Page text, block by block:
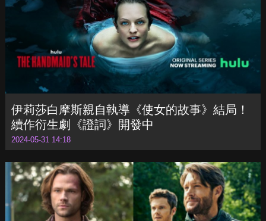
2024-05-31 14:24
伊莉莎白摩斯親自執導《使女的故事》結局！
續作衍生劇《證詞》開發中
2024-05-31 14:18